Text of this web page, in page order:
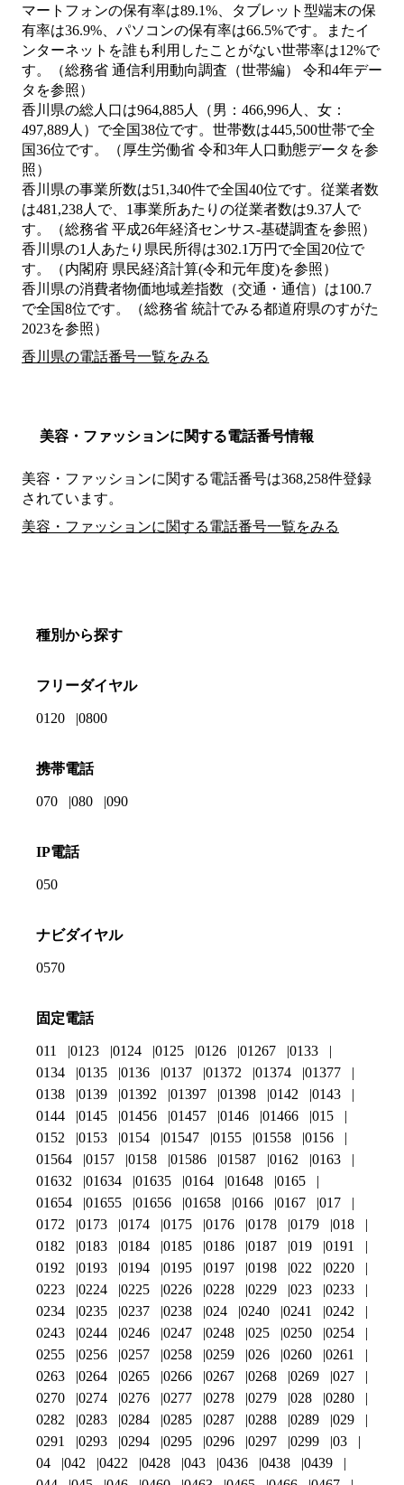
マートフォンの保有率は89.1%、タブレット型端末の保
有率は36.9%、パソコンの保有率は66.5%です。またイ
ンターネットを誰も利用したことがない世帯率は12%で
す。（総務省 通信利用動向調査（世帯編） 令和4年デー
タを参照）
香川県の総人口は964,885人（男：466,996人、女：
497,889人）で全国38位です。世帯数は445,500世帯で全
国36位です。（厚生労働省 令和3年人口動態データを参
照）
香川県の事業所数は51,340件で全国40位です。従業者数
は481,238人で、1事業所あたりの従業者数は9.37人で
す。（総務省 平成26年経済センサス‐基礎調査を参照）
香川県の1人あたり県民所得は302.1万円で全国20位で
す。（内閣府 県民経済計算(令和元年度)を参照）
香川県の消費者物価地域差指数（交通・通信）は100.7
で全国8位です。（総務省 統計でみる都道府県のすがた
2023を参照）
香川県の電話番号一覧をみる
美容・ファッションに関する電話番号情報
美容・ファッションに関する電話番号は368,258件登録
されています。
美容・ファッションに関する電話番号一覧をみる
種別から探す
フリーダイヤル
0120 0800
携帯電話
070 080 090
IP電話
050
ナビダイヤル
0570
固定電話
011 0123 0124 0125 0126 01267
0133
0134
0135 0136 0137 01372 01374
01377
0138
0139 01392 01397 01398 0142
0143
0144
0145 01456 01457 0146 01466
015
0152
0153 0154 01547 0155 01558
0156
01564
0157 0158 01586 01587 0162
0163
01632
01634 01635 0164 01648
0165
01654
01655 01656 01658 0166 0167
017
0172
0173 0174 0175 0176 0178 0179
018
0182
0183 0184 0185 0186 0187 019
0191
0192
0193 0194 0195 0197 0198 022
0220
0223
0224 0225 0226 0228 0229 023
0233
0234
0235 0237 0238 024 0240 0241
0242
0243
0244 0246 0247 0248 025 0250
0254
0255
0256 0257 0258 0259 026 0260
0261
0263
0264 0265 0266 0267 0268 0269
027
0270
0274 0276 0277 0278 0279 028
0280
0282
0283 0284 0285 0287 0288 0289
029
0291
0293 0294 0295 0296 0297 0299
03
04
042 0422 0428 043 0436 0438
0439